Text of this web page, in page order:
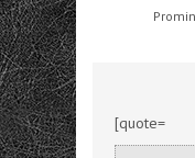
[quote=